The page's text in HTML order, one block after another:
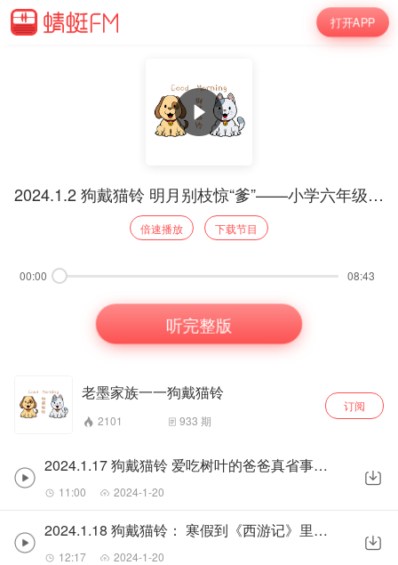
打开APP
2024.1.2 狗戴猫铃 明月别枝惊“爹”——小学六年级上册《西江月》（宣传版）
倍速播放 下载节目
00:00 08:43
听完整版
老墨家族一一狗戴猫铃
2101 933 期
订阅
2024.1.17 狗戴猫铃 爱吃树叶的爸爸真省事——神兽长颈鹿的前世今生（宣传版）
11:00 2024-1-20
2024.1.18 狗戴猫铃： 寒假到《西游记》里取经去——寒假畅听《西游记》
12:17 2024-1-20